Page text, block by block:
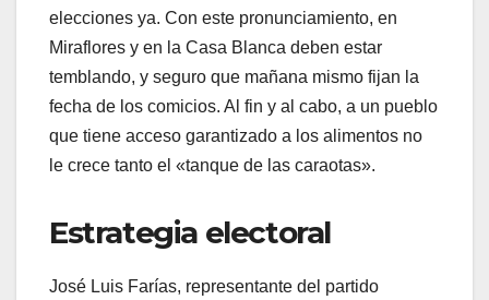
elecciones ya. Con este pronunciamiento, en
Miraflores y en la Casa Blanca deben estar
temblando, y seguro que mañana mismo fijan la
fecha de los comicios. Al fin y al cabo, a un pueblo
que tiene acceso garantizado a los alimentos no
le crece tanto el «tanque de las caraotas».
​Estrategia electoral
​José Luis Farías, representante del partido